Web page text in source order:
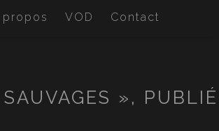
propos VOD Contact
», PUBLIÉ